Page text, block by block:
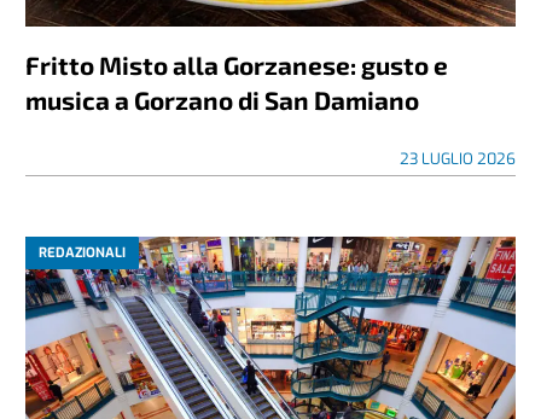
Fritto Misto alla Gorzanese: gusto e
musica a Gorzano di San Damiano
23 LUGLIO 2026
REDAZIONALI